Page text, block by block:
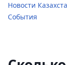
Новости
События